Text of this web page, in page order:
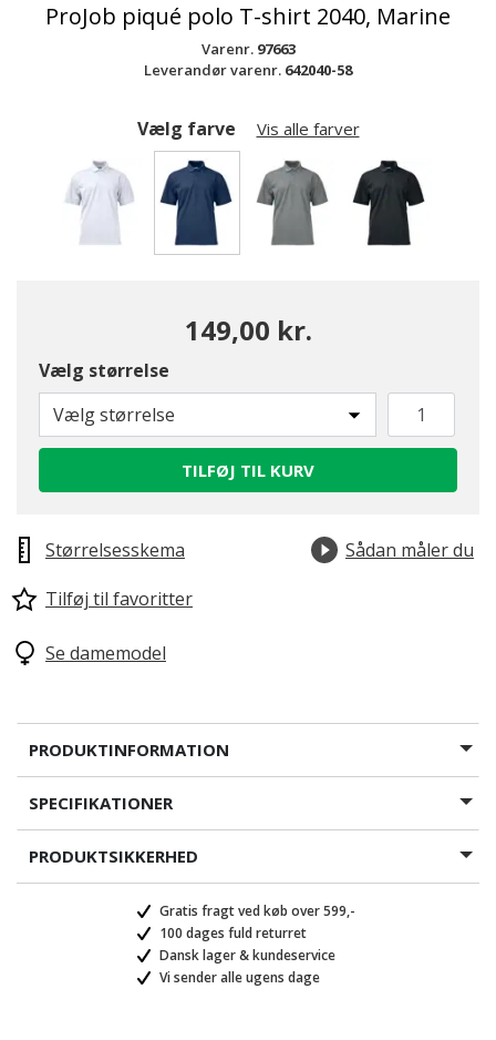
ProJob piqué polo T-shirt 2040, Marine
Varenr. 97663
Leverandør varenr. 642040-58
Vælg farve Vis alle farver
149,00 kr.
Vælg størrelse
Vælg størrelse
TILFØJ TIL KURV
Størrelsesskema
Sådan måler du
Tilføj til favoritter
Se damemodel
PRODUKTINFORMATION
SPECIFIKATIONER
PRODUKTSIKKERHED
Gratis fragt ved køb over 599,-
100 dages fuld returret
Dansk lager & kundeservice
Vi sender alle ugens dage